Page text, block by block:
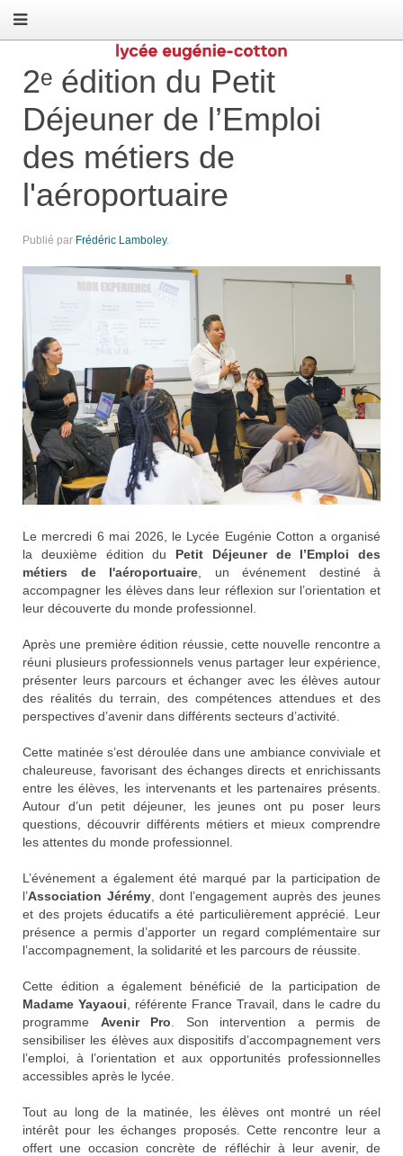
2ᵉ édition du Petit
Déjeuner de l’Emploi
des métiers de
l'aéroportuaire
Publié par Frédéric Lamboley.
Le mercredi 6 mai 2026, le Lycée Eugénie Cotton a organisé
la deuxième édition du Petit Déjeuner de l’Emploi des
métiers de l'aéroportuaire , un événement destiné à
accompagner les élèves dans leur réflexion sur l’orientation et
leur découverte du monde professionnel.
Après une première édition réussie, cette nouvelle rencontre a
réuni plusieurs professionnels venus partager leur expérience,
présenter leurs parcours et échanger avec les élèves autour
des réalités du terrain, des compétences attendues et des
perspectives d’avenir dans différents secteurs d’activité.
Cette matinée s’est déroulée dans une ambiance conviviale et
chaleureuse, favorisant des échanges directs et enrichissants
entre les élèves, les intervenants et les partenaires présents.
Autour d’un petit déjeuner, les jeunes ont pu poser leurs
questions, découvrir différents métiers et mieux comprendre
les attentes du monde professionnel.
L’événement a également été marqué par la participation de
l’Association Jérémy, dont l’engagement auprès des jeunes
et des projets éducatifs a été particulièrement apprécié. Leur
présence a permis d’apporter un regard complémentaire sur
l’accompagnement, la solidarité et les parcours de réussite.
Cette édition a également bénéficié de la participation de
Madame Yayaoui , référente France Travail , dans le cadre du
programme Avenir Pro . Son intervention a permis de
sensibiliser les élèves aux dispositifs d’accompagnement vers
l’emploi, à l’orientation et aux opportunités professionnelles
accessibles après le lycée.
Tout au long de la matinée, les élèves ont montré un réel
intérêt pour les échanges proposés. Cette rencontre leur a
offert une occasion concrète de réfléchir à leur avenir, de